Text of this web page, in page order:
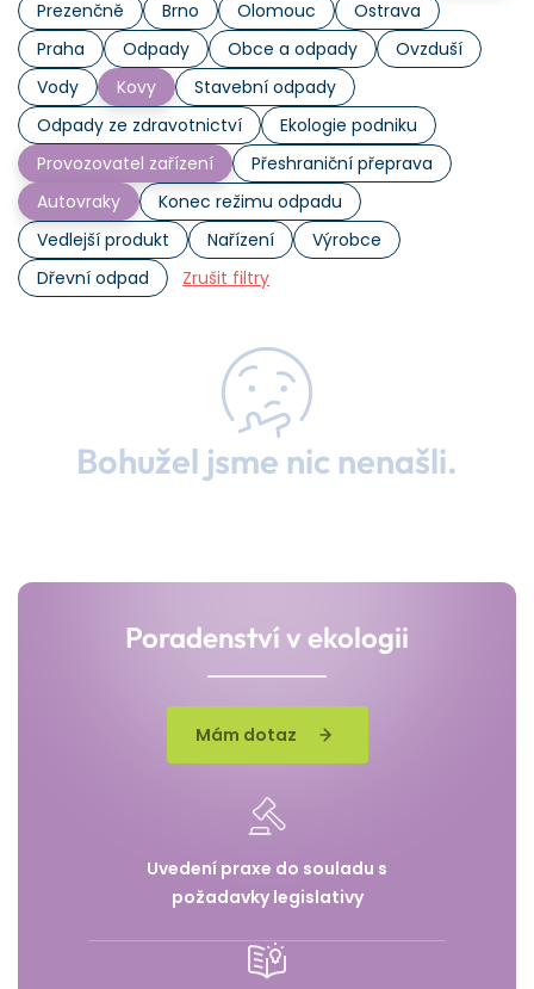
Prezenčně
Brno Olomouc
Ostrava
Praha
Odpady Obce a odpady
Ovzduší
Vody
Kovy
Stavební odpady
Odpady ze zdravotnictví
Ekologie podniku
Provozovatel zařízení
Přeshraniční přeprava
Autovraky
Konec režimu odpadu
Vedlejší produkt
Nařízení
Výrobce
Dřevní odpad
Zrušit filtry
Bohužel jsme nic nenašli.
Poradenství v ekologii
Mám dotaz
Uvedení praxe do souladu s
požadavky legislativy